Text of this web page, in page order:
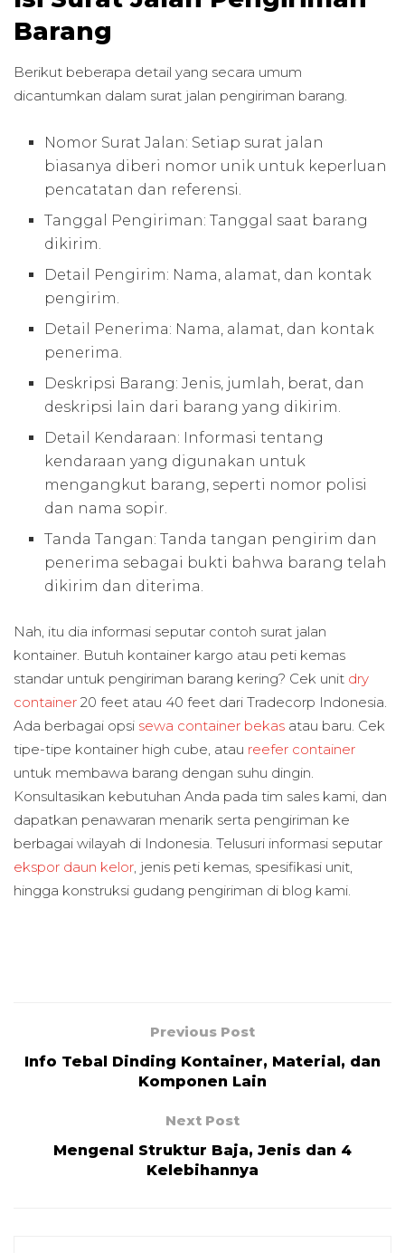
Barang
Berikut beberapa detail yang secara umum
dicantumkan dalam surat jalan pengiriman barang.
Nomor Surat Jalan: Setiap surat jalan
biasanya diberi nomor unik untuk keperluan
pencatatan dan referensi.
Tanggal Pengiriman: Tanggal saat barang
dikirim.
Detail Pengirim: Nama, alamat, dan kontak
pengirim.
Detail Penerima: Nama, alamat, dan kontak
penerima.
Deskripsi Barang: Jenis, jumlah, berat, dan
deskripsi lain dari barang yang dikirim.
Detail Kendaraan: Informasi tentang
kendaraan yang digunakan untuk
mengangkut barang, seperti nomor polisi
dan nama sopir.
Tanda Tangan: Tanda tangan pengirim dan
penerima sebagai bukti bahwa barang telah
dikirim dan diterima.
Nah, itu dia informasi seputar contoh surat jalan
kontainer. Butuh kontainer kargo atau peti kemas
standar untuk pengiriman barang kering? Cek unit dry
container 20 feet atau 40 feet dari Tradecorp Indonesia.
Ada berbagai opsi sewa container bekas atau baru. Cek
tipe-tipe kontainer high cube, atau reefer container
untuk membawa barang dengan suhu dingin.
Konsultasikan kebutuhan Anda pada tim sales kami, dan
dapatkan penawaran menarik serta pengiriman ke
berbagai wilayah di Indonesia. Telusuri informasi seputar
ekspor daun kelor, jenis peti kemas, spesifikasi unit,
hingga konstruksi gudang pengiriman di blog kami.
Previous Post
Info Tebal Dinding Kontainer, Material, dan
Komponen Lain
Next Post
Mengenal Struktur Baja, Jenis dan 4
Kelebihannya